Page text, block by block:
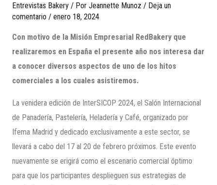
Entrevistas Bakery / PorJeannette Munoz / Deja un
comentario /enero 18, 2024
Con motivo de la Misión Empresarial RedBakery que
realizaremos en España el presente año nos interesa dar
a conocer diversos aspectos de uno de los hitos
comerciales a los cuales asistiremos.
La venidera edición de InterSICOP 2024, el Salón Internacional
de Panadería, Pastelería, Heladería y Café, organizado por
Ifema Madrid y dedicado exclusivamente a este sector, se
llevará a cabo del 17 al 20 de febrero próximos. Este evento
nuevamente se erigirá como el escenario comercial óptimo
para que los participantes desplieguen sus estrategias de